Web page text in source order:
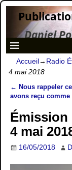
Daniel
Accueil→ Radio
4 mai 2018
Navigation
← Nous rappeler
avons reçu comme
Émission
4 mai
16/05/2018